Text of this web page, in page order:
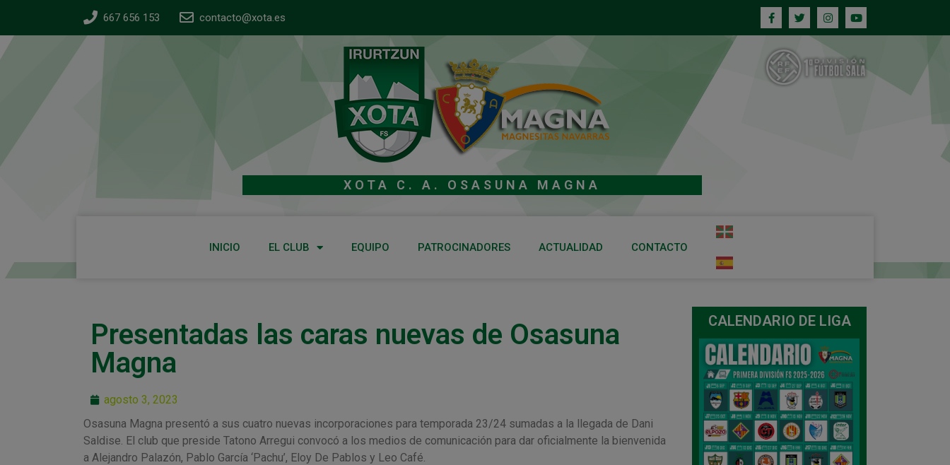
667 656 153 contacto@xota.es
XOTA C. A. OSASUNA MAGNA
INICIO EL CLUB EQUIPO PATROCINADORES ACTUALIDAD CONTACTO
Presentadas las caras nuevas de Osasuna
Magna
agosto 3, 2023
Osasuna Magna presentó a sus cuatro nuevas incorporaciones para temporada 23/24 sumadas a la llegada de Dani
Saldise. El club que preside Tatono Arregui convocó a los medios de comunicación para dar oficialmente la bienvenida
a Alejandro Palazón, Pablo García ‘Pachu’, Eloy De Pablos y Leo Café.
CALENDARIO DE LIGA